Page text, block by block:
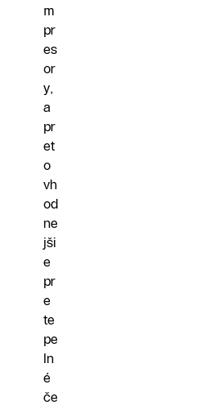
m
pr
es
or
y,
a
pr
et
o
vh
od
ne
jši
e
pr
e
te
pe
ln
é
če